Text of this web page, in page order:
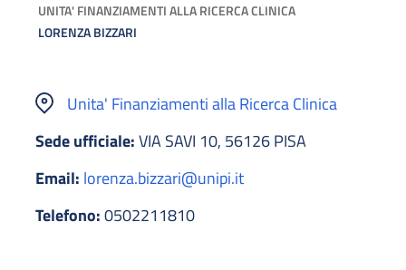
UNITA' FINANZIAMENTI ALLA RICERCA CLINICA
LORENZA BIZZARI
Unita' Finanziamenti alla Ricerca Clinica
Sede ufficiale:VIA SAVI 10, 56126 PISA
Email: lorenza.bizzari@unipi.it
Telefono:0502211810